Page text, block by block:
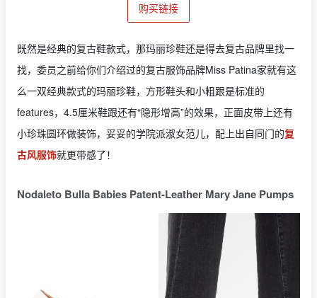
购买链接
既然是经典的复古鞋款式，那玛丽珍鞋还是得去复古品牌里找一
找，委员之前给你们介绍过的复古服饰品牌Miss Patina家就有这
么一双经典款式的玛丽珍鞋，方形鞋头和小粗跟是标准的
features，4.5厘米鞋跟还有“隐形增高”的效果，正面皮带上还有
小珍珠圆环做装饰，妥妥的学院派淑女范儿，配上出自同门的复
古风服饰就更带感了！
Nodaleto Bulla Babies Patent-Leather Mary Jane Pumps